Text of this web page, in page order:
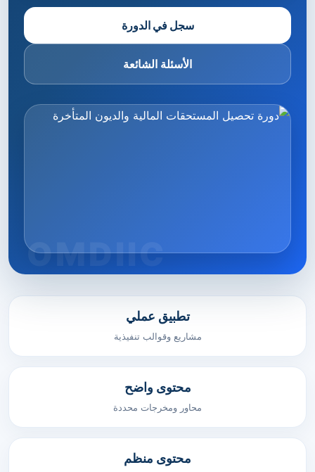
سجل في الدورة
الأسئلة الشائعة
تطبيق عملي
مشاريع وقوالب تنفيذية
محتوى واضح
محاور ومخرجات محددة
محتوى منظم